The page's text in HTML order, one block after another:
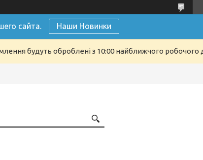
сайта. Наши Новинки
будуть оброблені з 10:00 найближчого робочого